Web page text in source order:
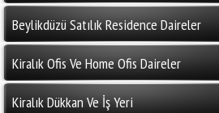
Beylikdüzü Satılık Residence Daireler
Kiralık Ofis Ve Home Ofis Daireler
Kiralık Dükkan Ve İş Yeri